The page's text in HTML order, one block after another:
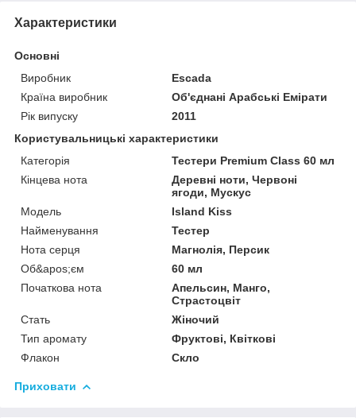
Характеристики
Основні
Виробник
Escada
Країна виробник
Об'єднані Арабські Емірати
Рік випуску
2011
Користувальницькі характеристики
Категорія
Тестери Premium Class 60 мл
Кінцева нота
Деревні ноти, Червоні
ягоди, Мускус
Мoдель
Island Kiss
Найменування
Тестер
Нота серця
Магнолія, Персик
Об&apos;єм
60 мл
Початкова нота
Апельсин, Манго,
Страстоцвіт
Стать
Жіночий
Тип аромату
Фруктові, Квіткові
Флакон
Скло
Приховати